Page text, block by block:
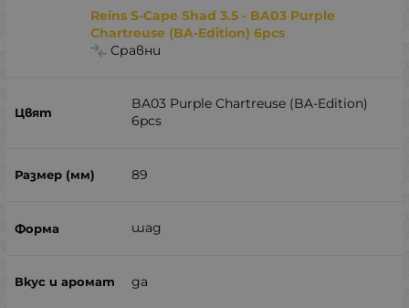
Reins S-Cape Shad 3.5 - BA03 Purple
Chartreuse (BA-Edition) 6pcs
Сравни
BA03 Purple Chartreuse (BA-Edition)
6pcs
89
шад
да